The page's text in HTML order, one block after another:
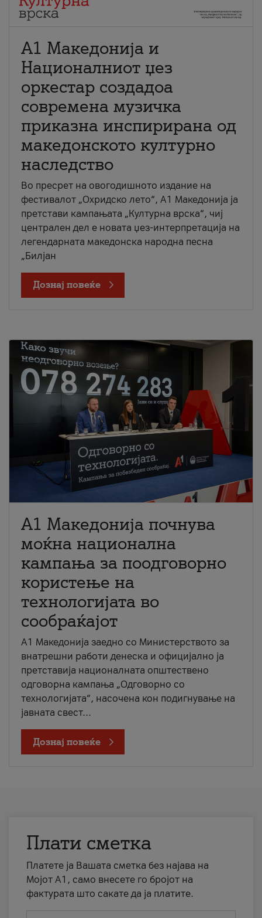
А1 Македонија и
Националниот џез
оркестар создадоа
современа музичка
приказна инспирирана од
македонското културно
наследство
Во пресрет на овогодишното издание на
фестивалот „Охридско лето“, А1 Македонија ја
претстави кампањата „Културна врска“, чиј
централен дел е новата џез-интерпретација на
легендарната македонска народна песна
„Билјан
Дознај повеќе
A1 Македонија почнува
моќна национална
кампања за поодговорно
користење на
технологијата во
сообраќајот
A1 Македонија заедно со Министерството за
внатрешни работи денеска и официјално ја
претставија националната општествено
одговорна кампања „Одговорно со
технологијата“, насочена кон подигнување на
јавната свест...
Дознај повеќе
Плати сметка
Платете ја Вашата сметка без најава на
Мојот А1, само внесете го бројот на
фактурата што сакате да ја платите.